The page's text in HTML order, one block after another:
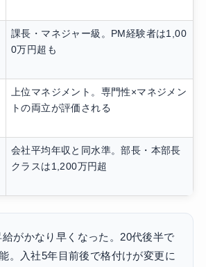
課長・マネジャー級。PM経験者は1,00
0万円超も
上位マネジメント。専門性×マネジメン
トの両立が評価される
会社平均年収と同水準。部長・本部長
クラスは1,200万円超
がかなり早くなった。20代後半で
。入社5年目前後で格付けが変更に